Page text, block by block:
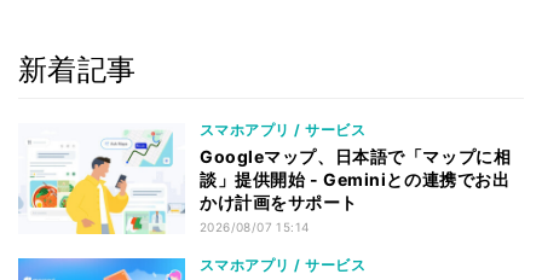
新着記事
スマホアプリ / サービス
Googleマップ、日本語で「マップに相
談」提供開始 - Geminiとの連携でお出
かけ計画をサポート
2026/08/07 15:14
スマホアプリ / サービス